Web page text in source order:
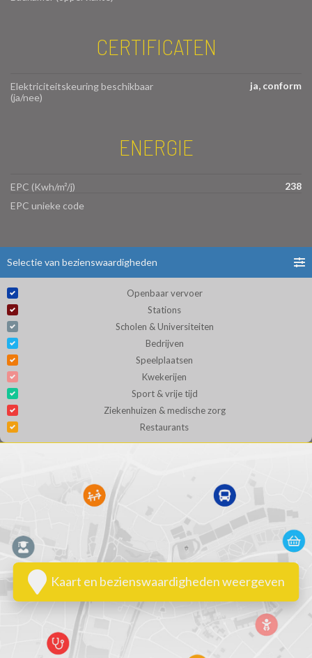
CERTIFICATEN
Elektriciteitskeuring beschikbaar
(ja/nee)
ja, conform
ENERGIE
EPC (Kwh/m²/j)
238
EPC unieke code
Selectie van bezienswaardigheden
Openbaar vervoer
Stations
Scholen & Universiteiten
Bedrijven
Speelplaatsen
Kwekerijen
Sport & vrije tijd
Ziekenhuizen & medische zorg
Restaurants
Kaart en bezienswaardigheden weergeven